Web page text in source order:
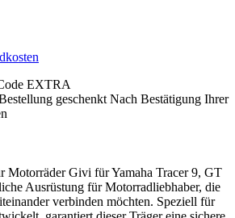
EXTRA
geschenkt Nach Bestätigung Ihrer
Motorräder Givi für Yamaha Tracer 9, GT
Ausrüstung für Motorradliebhaber, die
verbinden möchten. Speziell für